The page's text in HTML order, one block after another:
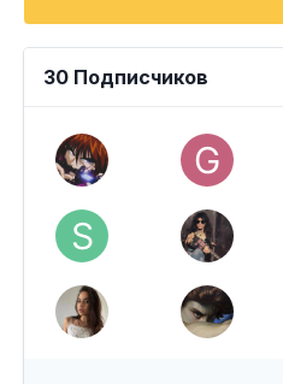
30 Подписчиков